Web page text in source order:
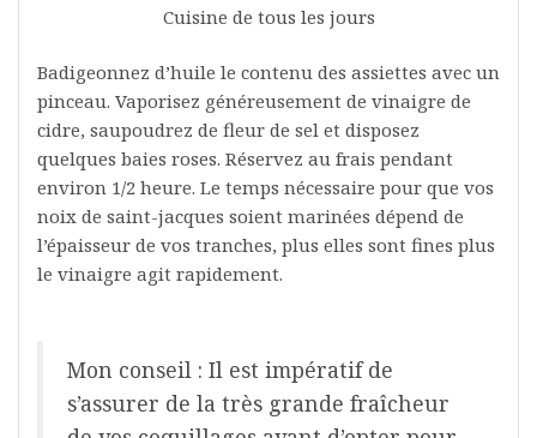
Cuisine de tous les jours
Badigeonnez d’huile le contenu des assiettes avec un
pinceau. Vaporisez généreusement de vinaigre de
cidre, saupoudrez de fleur de sel et disposez
quelques baies roses. Réservez au frais pendant
environ 1/2 heure. Le temps nécessaire pour que vos
noix de saint-jacques soient marinées dépend de
l’épaisseur de vos tranches, plus elles sont fines plus
le vinaigre agit rapidement.
Mon conseil : Il est impératif de
s’assurer de la très grande fraîcheur